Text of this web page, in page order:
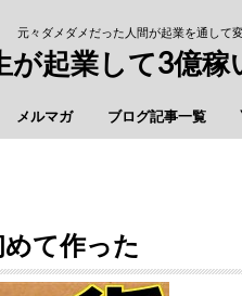
元々ダメダメだった人間が起業を通して
が起業して3億
メルマガ ブログ記事一覧
て作った